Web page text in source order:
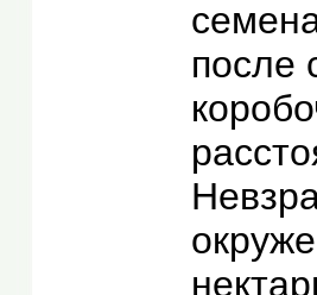
после